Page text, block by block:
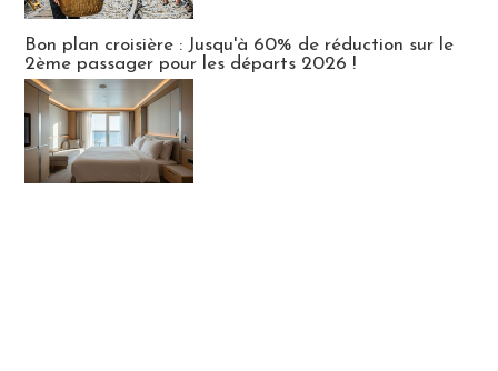
Bon plan croisière : Jusqu'à 60% de réduction sur le
2ème passager pour les départs 2026 !